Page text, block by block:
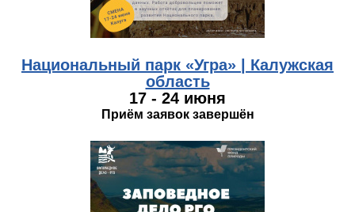
Национальный парк «Угра» | Калужская
область
17 - 24 июня
Приём заявок завершён
hakasiya.jpg